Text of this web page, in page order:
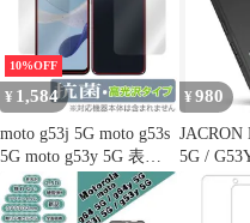
高光沢
10%OFF
¥ 1,584
moto g53j 5G moto g53s
5G moto g53y 5G 表面
背面 セット 保護フィル
ム OverLay 抗菌
¥ 980
JACRON
5G /
性 TPU
指紋防